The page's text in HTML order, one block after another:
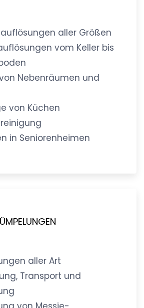
aller Größen
vom Keller bis
Nebenräumen und
von Küchen
in Seniorenheimen
aller Art
Transport und